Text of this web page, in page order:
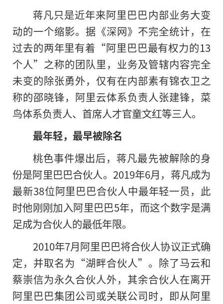
蒋凡只是近年来阿里巴巴内部业务大变
动的一个缩影。据《深网》不完全统计，在
过去的两年里有着“阿里巴巴最有权力的13
个人”之称的团队里，业务及管辖内容完全
未变的除张勇外，仅有在内部素有锦衣卫之
称的邵晓锋，阿里云体系负责人张建锋，菜
鸟体系负责人、首席人才官童文红等三人。
最年轻，最早被除名
桃色事件爆出后，蒋凡最先被解除的身
份是阿里巴巴合伙人。2019年6月，蒋凡成为
最新38位阿里巴巴合伙人中最年轻一员，此
时他刚刚加入阿里巴巴5年，而这个数字是满
足成为合伙人的最低年限。
2010年7月阿里巴巴将合伙人协议正式确
定，并取名为“湖畔合伙人”。除了马云和
蔡崇信为永久合伙人外，其余合伙人在离开
阿里巴巴集团公司或关联公司时，即从阿里